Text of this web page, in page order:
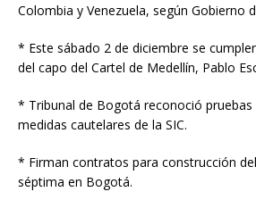
Colombia y Venezuela, según Gobierno
* Este sábado 2 de diciembre se
del capo del Cartel de Medellín, Pablo
* Tribunal de Bogotá reconoció
medidas cautelares de la SIC.
* Firman contratos para construcción
séptima en Bogotá.